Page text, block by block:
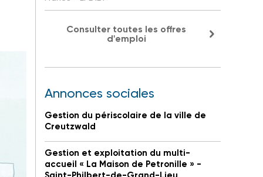
Consulter toutes les offres
d'emploi
Annonces sociales
Gestion du périscolaire de la ville de
Creutzwald
Gestion et exploitation du multi-
accueil « La Maison de Petronille » -